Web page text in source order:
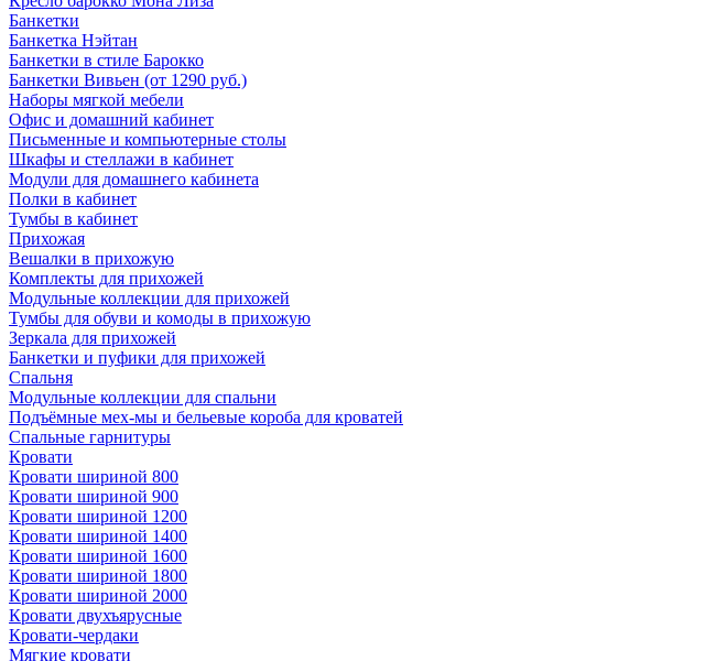
Банкетки
Банкетка Нэйтан
Банкетки в стиле Барокко
Банкетки Вивьен (от 1290 руб.)
Наборы мягкой мебели
Офис и домашний кабинет
Письменные и компьютерные столы
Шкафы и стеллажи в кабинет
Модули для домашнего кабинета
Полки в кабинет
Тумбы в кабинет
Прихожая
Вешалки в прихожую
Комплекты для прихожей
Модульные коллекции для прихожей
Тумбы для обуви и комоды в прихожую
Зеркала для прихожей
Банкетки и пуфики для прихожей
Спальня
Модульные коллекции для спальни
Подъёмные мех-мы и бельевые короба для кроватей
Спальные гарнитуры
Кровати
Кровати шириной 800
Кровати шириной 900
Кровати шириной 1200
Кровати шириной 1400
Кровати шириной 1600
Кровати шириной 1800
Кровати шириной 2000
Кровати двухъярусные
Кровати-чердаки
Мягкие кровати